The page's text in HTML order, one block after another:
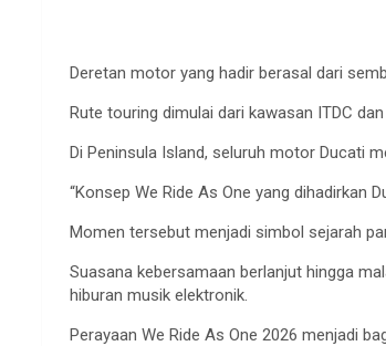
Deretan motor yang hadir berasal dari
Rute touring dimulai dari kawasan ITDC
Di Peninsula Island, seluruh motor Ducati
“Konsep We Ride As One yang dihadirkan
Momen tersebut menjadi simbol sejarah
Suasana kebersamaan berlanjut hingga
hiburan musik elektronik.
Perayaan We Ride As One 2026 menjadi